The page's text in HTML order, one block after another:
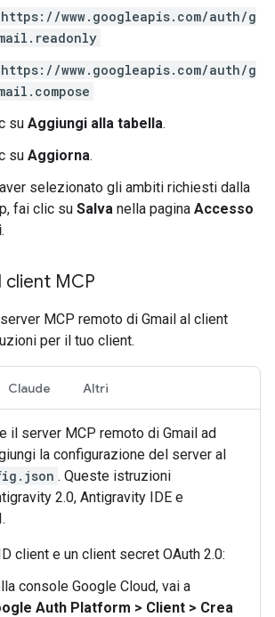
https://www.googleapis.com/auth/g
https://www.googleapis.com/auth/g
su Aggiungi alla tabella.
su Aggiorna.
selezionato gli ambiti richiesti dalla
fai clic su Salva nella pagina Accesso
.
MCP
MCP remoto di Gmail al client
per il tuo client.
Claude Altri
il server MCP remoto di Gmail ad
la configurazione del server al
. Queste istruzioni
2.0, Antigravity IDE e
client e un client secret OAuth 2.0:
console Google Cloud, vai a
Auth Platform > Client > Crea